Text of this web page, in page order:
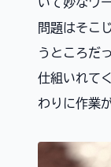
問題はそこ
うところだ
仕組いれて
わりに作業